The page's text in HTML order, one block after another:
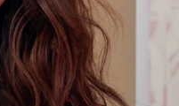
我的订阅
预计送达日期8/11/26